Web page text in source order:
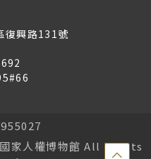
復興路131號
家人權博物館 All Rights